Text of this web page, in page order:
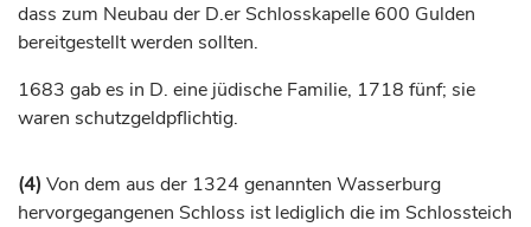
dass zum Neubau der D.er Schlosskapelle 600 Gulden
bereitgestellt werden sollten.
1683 gab es in D. eine jüdische Familie, 1718 fünf; sie
waren schutzgeldpflichtig.
(4) Von dem aus der 1324 genannten Wasserburg
hervorgegangenen Schloss ist lediglich die im Schlossteich